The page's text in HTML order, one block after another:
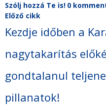
TAKARÍTÁS
Szólj hozzá Te is! 0
Előző cikk
Kezdje időben a
nagytakarítás
gondtalanul
pillanatok!